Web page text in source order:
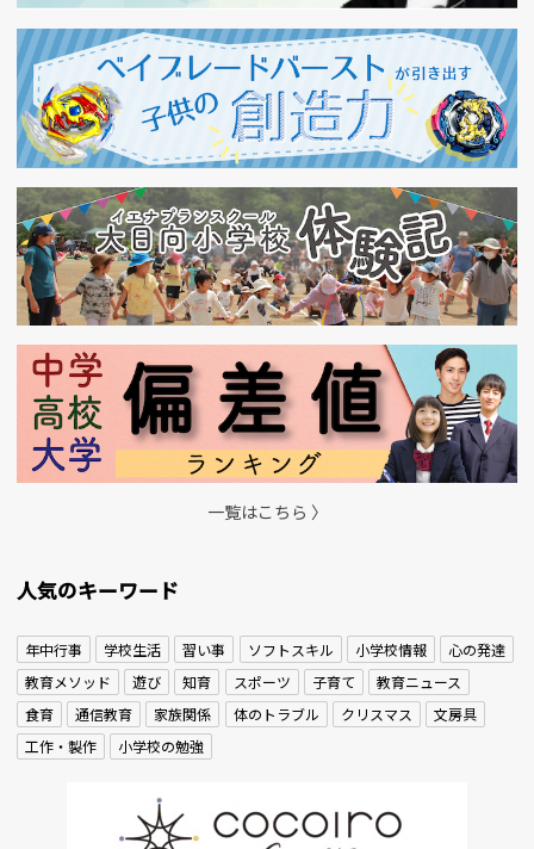
一覧はこちら 〉
人気のキーワード
年中行事 学校生活 習い事 ソフトスキル 小学校情報
心の発達
教育メソッド
遊び 知育 スポーツ 子育て
教育ニュース
食育
通信教育 家族関係 体のトラブル クリスマス
文房具
工作・製作
小学校の勉強